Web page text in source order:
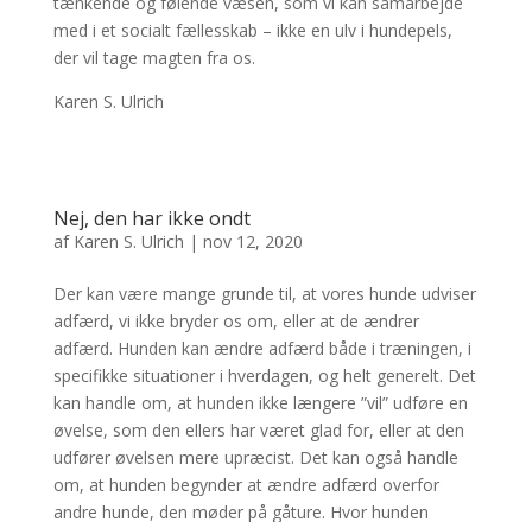
med i et socialt fællesskab – ikke en ulv i hundepels,
der vil tage magten fra os.
Karen S. Ulrich
Nej, den har ikke ondt
af Karen S. Ulrich | nov 12, 2020
Der kan være mange grunde til, at vores hunde udviser
adfærd, vi ikke bryder os om, eller at de ændrer
adfærd. Hunden kan ændre adfærd både i træningen, i
specifikke situationer i hverdagen, og helt generelt. Det
kan handle om, at hunden ikke længere ”vil” udføre en
øvelse, som den ellers har været glad for, eller at den
udfører øvelsen mere upræcist. Det kan også handle
om, at hunden begynder at ændre adfærd overfor
andre hunde, den møder på gåture. Hvor hunden